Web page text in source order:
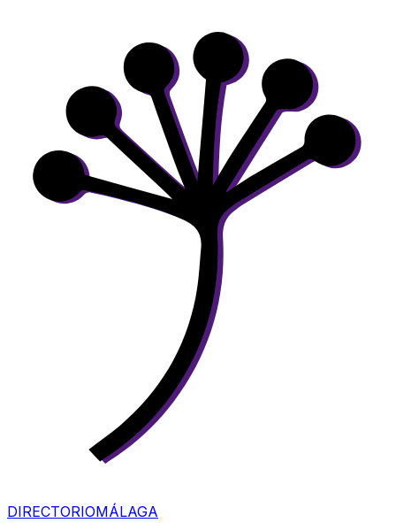
DIRECTORIOMÁLAGA